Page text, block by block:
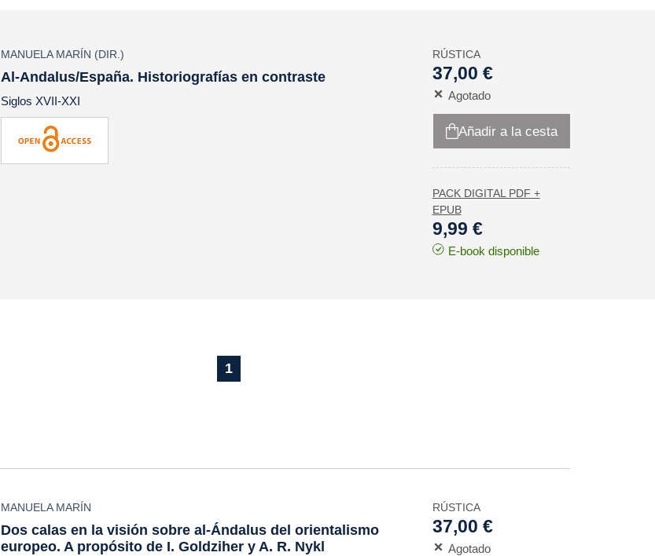
MANUELA MARÍN (DIR.)
Al-Andalus/España. Historiografías en contraste
Siglos XVII-XXI
RÚSTICA
37,00 €
Agotado
Añadir a la cesta
PACK DIGITAL PDF +
EPUB
9,99 €
E-book disponible
1
MANUELA MARÍN
Dos calas en la visión sobre al-Ándalus del orientalismo
europeo. A propósito de I. Goldziher y A. R. Nykl
RÚSTICA
37,00 €
Agotado